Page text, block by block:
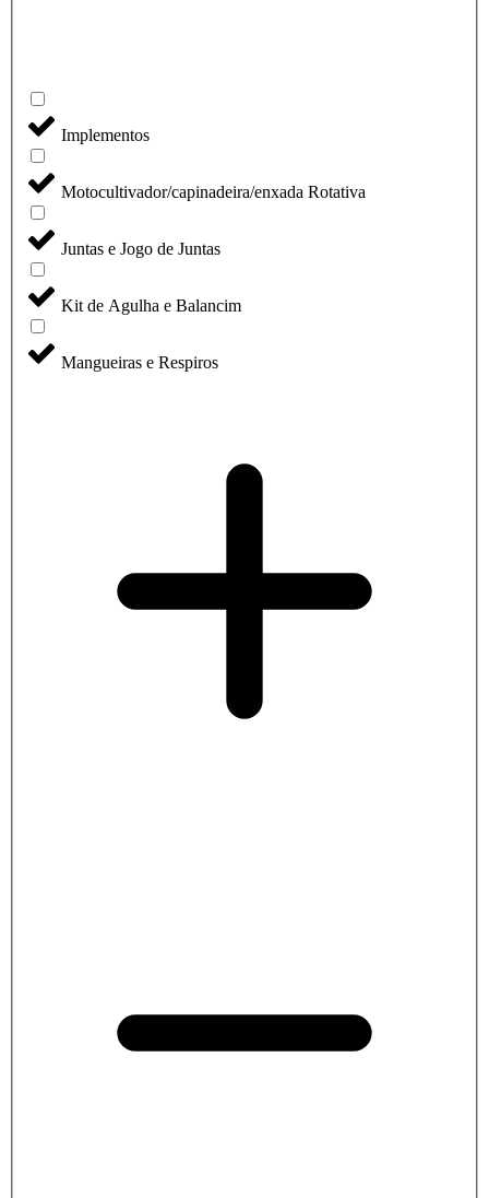
Implementos
Motocultivador/capinadeira/enxada Rotativa
Juntas e Jogo de Juntas
Kit de Agulha e Balancim
Mangueiras e Respiros